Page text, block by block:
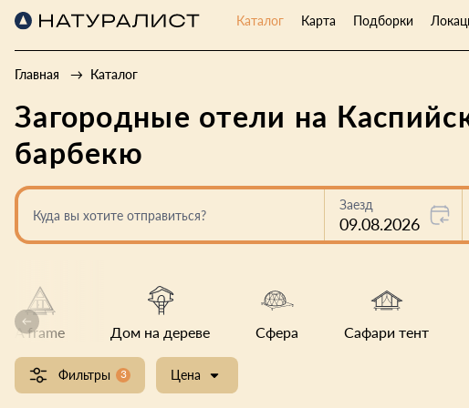
Каталог Карта Подборки
Главная Каталог
Загородные отели на
барбекю
Куда вы хотите отправиться?
Заезд
09.08.2026
A frame Дом на дереве Сфера Сафари тент
Фильтры 3 Цена